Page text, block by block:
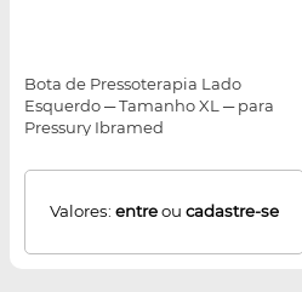
Bota de Pressoterapia Lado
Esquerdo ─ Tamanho XL ─ para
Pressury Ibramed
Valores: entreou cadastre-se